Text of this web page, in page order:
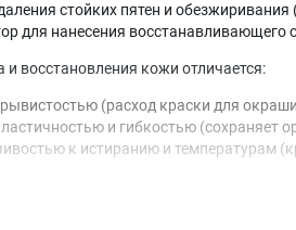
стойких пятен и обезжиривания
для нанесения восстанавливающего
и восстановления кожи отличается:
(расход краски для
и гибкостью (сохраняет
к истиранию и температурам